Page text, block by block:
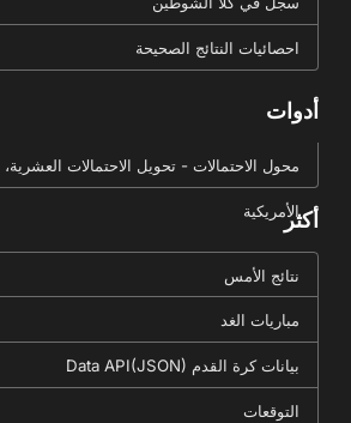
احصائيات النتائج الصحيحة
أدوات
محول الاحتمالات - تحويل الاحتمالات العشرية،
الأمريكيةأكثر
نتائج الأمس
مباريات الغد
بيانات كرة القدم Data API(JSON)
التوقعات